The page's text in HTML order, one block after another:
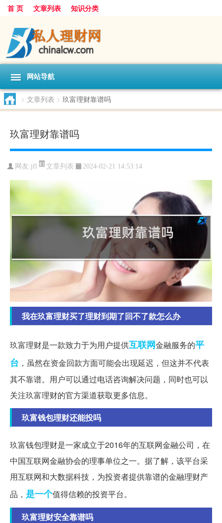
首 页 文章列表 知识分类
网站导航
> 文章列表 > 玖富理财靠谱吗
玖富理财靠谱吗
网友:jfl 文章列表 2024-02-21 14:53:14
我在玖富理财买了理财到期了回不了款怎么办
玖富理财是一款致力于为用户提供互联网金融服务的平
台 ，虽然在资金回款方面可能会出现延迟，但这并不代表
其不靠谱。用户可以通过电话咨询解决问题，同时也可以
关注玖富理财的官方渠道获取更多信息。
玖富钱包理财还能投吗
玖富钱包理财是一家成立于2016年的互联网金融公司，在
中国互联网金融协会的理事单位之一。据了解，该平台采
用互联网和大数据科技，为投资者提供靠谱的金融理财产
品， 是一个值得信赖的投资平台。
玖富理财安全靠谱吗